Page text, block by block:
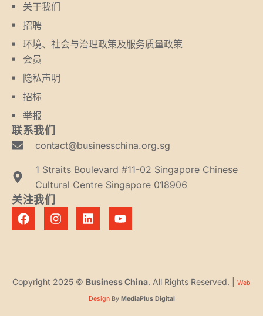
关于我们
招聘
环境、社会与治理政策及服务质量政策
会员
隐私声明
招标
举报
联系我们
contact@businesschina.org.sg
1 Straits Boulevard #11-02 Singapore Chinese
Cultural Centre Singapore 018906
关注我们
Copyright 2025 © Business China. All Rights Reserved. | Web
DesignBy MediaPlus Digital